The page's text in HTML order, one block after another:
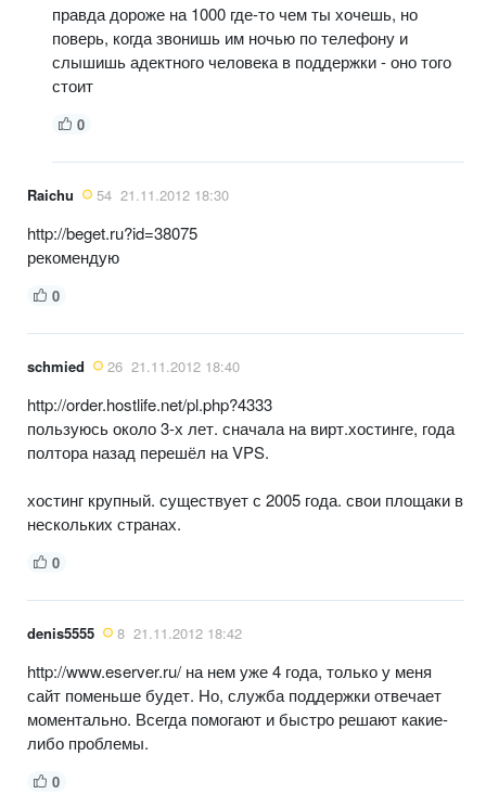
правда дороже на 1000 где-то чем ты хочешь, но
поверь, когда звонишь им ночью по телефону и
слышишь адектного человека в поддержки - оно того
стоит
0
Raichu 54 21.11.2012 18:30
http://beget.ru?id=38075
рекомендую
0
schmied 26 21.11.2012 18:40
http://order.hostlife.net/pl.php?4333
пользуюсь около 3-х лет. сначала на вирт.хостинге, года
полтора назад перешёл на VPS.
хостинг крупный. существует с 2005 года. свои площаки в
нескольких странах.
0
denis5555 8 21.11.2012 18:42
http://www.eserver.ru/ на нем уже 4 года, только у меня
сайт поменьше будет. Но, служба поддержки отвечает
моментально. Всегда помогают и быстро решают какие-
либо проблемы.
0